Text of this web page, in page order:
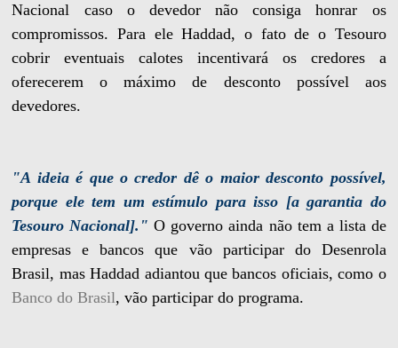
Nacional caso o devedor não consiga honrar os
compromissos. Para ele Haddad, o fato de o Tesouro
cobrir eventuais calotes incentivará os credores a
oferecerem o máximo de desconto possível aos
devedores.
"A ideia é que o credor dê o maior desconto possível,
porque ele tem um estímulo para isso [a garantia do
Tesouro Nacional]." O governo ainda não tem a lista de
empresas e bancos que vão participar do Desenrola
Brasil, mas Haddad adiantou que bancos oficiais, como o
Banco do Brasil, vão participar do programa.